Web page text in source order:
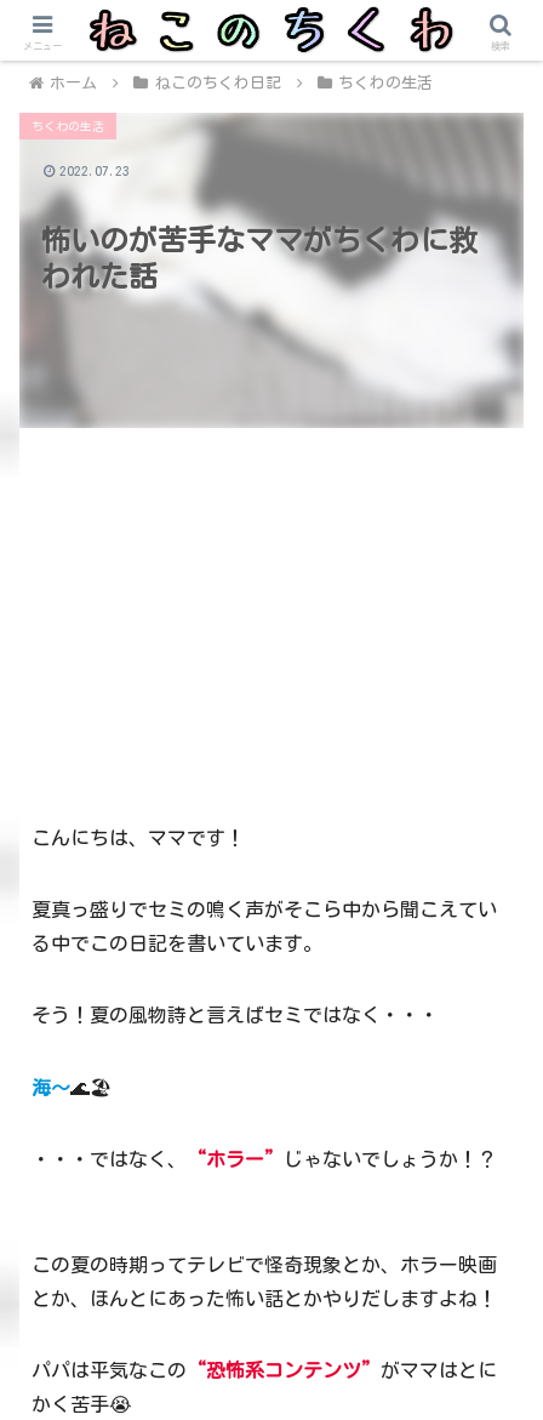
ホーム ねこのちくわ日記 ちくわの生活
怖いのが苦手なママがちくわに救
われた話
ちくわの生活
2022.07.23
こんにちは、ママです！
夏真っ盛りでセミの鳴く声がそこら中から聞こえてい
る中でこの日記を書いています。
そう！夏の風物詩と言えばセミではなく・・・
海～🌊🏖
・・・ではなく、 “ホラー” じゃないでしょうか！？
この夏の時期ってテレビで怪奇現象とか、ホラー映画
とか、ほんとにあった怖い話とかやりだしますよね！
パパは平気なこの “恐怖系コンテンツ” がママはとに
かく苦手😭
メニュー 検索